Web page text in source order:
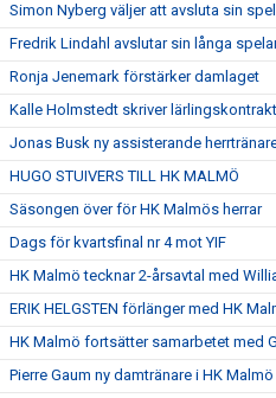
Simon Nyberg väljer att avsluta sin
Fredrik Lindahl avslutar sin långa
Ronja Jenemark förstärker damlaget
Kalle Holmstedt skriver
Jonas Busk ny assisterande
HUGO STUIVERS TILL HK MALMÖ
Säsongen över för HK Malmös herrar
Dags för kvartsfinal nr 4 mot YIF
HK Malmö tecknar 2-årsavtal med
ERIK HELGSTEN förlänger med HK
HK Malmö fortsätter samarbetet med
Pierre Gaum ny damtränare i HK Malmö